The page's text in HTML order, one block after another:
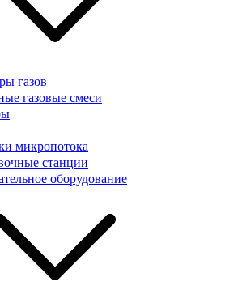
газов
газовые смеси
микропотока
станции
оборудование